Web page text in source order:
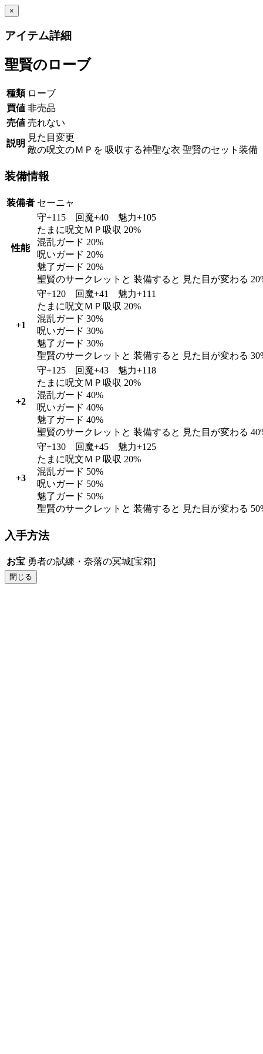
×
アイテム詳細
聖賢のローブ
種類 ローブ
買値 非売品
売値 売れない
説明
見た目変更
敵の呪文のＭＰを 吸収する神聖な衣 聖賢のセット装備
装備情報
装備者 セーニャ
性能
守+115 回魔+40 魅力+105
たまに呪文ＭＰ吸収 20%
混乱ガード 20%
呪いガード 20%
魅了ガード 20%
聖賢のサークレットと 装備すると 見た目が変わる
+1
守+120 回魔+41 魅力+111
たまに呪文ＭＰ吸収 20%
混乱ガード 30%
呪いガード 30%
魅了ガード 30%
聖賢のサークレットと 装備すると 見た目が変わる
+2
守+125 回魔+43 魅力+118
たまに呪文ＭＰ吸収 20%
混乱ガード 40%
呪いガード 40%
魅了ガード 40%
聖賢のサークレットと 装備すると 見た目が変わる
+3
守+130 回魔+45 魅力+125
たまに呪文ＭＰ吸収 20%
混乱ガード 50%
呪いガード 50%
魅了ガード 50%
聖賢のサークレットと 装備すると 見た目が変わる
入手方法
お宝 勇者の試練・奈落の冥城[宝箱]
閉じる